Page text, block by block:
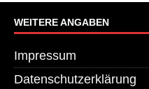
WEITERE ANGABEN
Impressum
Datenschutzerklärung